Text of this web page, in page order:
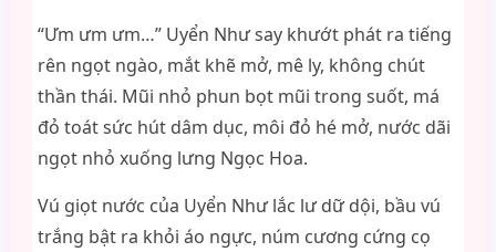
“Ưm ưm ưm…” Uyển Như say khướt phát ra tiếng
rên ngọt ngào, mắt khẽ mở, mê ly, không chút
thần thái. Mũi nhỏ phun bọt mũi trong suốt, má
đỏ toát sức hút dâm dục, môi đỏ hé mở, nước dãi
ngọt nhỏ xuống lưng Ngọc Hoa.
Vú giọt nước của Uyển Như lắc lư dữ dội, bầu vú
trắng bật ra khỏi áo ngực, núm cương cứng cọ